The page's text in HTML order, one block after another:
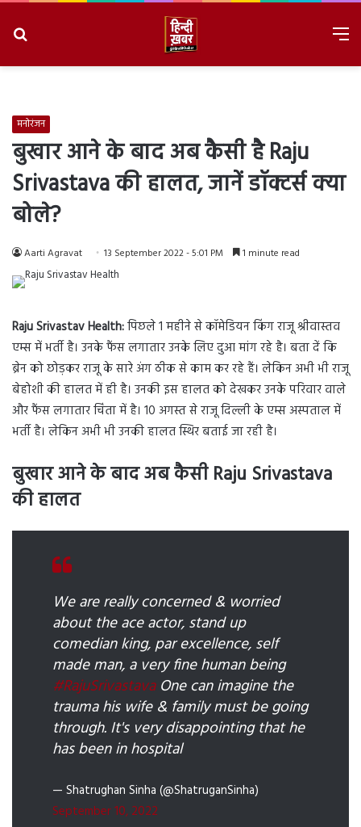
मनोरंजन
बुखार आने के बाद अब कैसी है Raju
Srivastava की हालत, जानें डॉक्टर्स क्या
बोले?
Aarti Agravat 13 September 2022 - 5:01 PM 1 minute read
Raju Srivastav Health:पिछले 1 महीने से कॉमेडियन किंग राजू श्रीवास्तव
एम्स में भर्ती है। उनके फैंस लगातार उनके लिए दुआ मांग रहे है। बता दें कि
ब्रेन को छोड़कर राजू के सारे अंग ठीक से काम कर रहे हैं। लेकिन अभी भी राजू
बेहोशी की हालत में ही है। उनकी इस हालत को देखकर उनके परिवार वाले
और फैंस लगातार चिंता में है। 10 अगस्त से राजू दिल्ली के एम्स अस्पताल में
भर्ती है। लेकिन अभी भी उनकी हालत स्थिर बताई जा रही है।
बुखार आने के बाद अब कैसी Raju Srivastava
की हालत
We are really concerned & worried
about the ace actor, stand up
comedian king, par excellence, self
made man, a very fine human being
#RajuSrivastavaOne can imagine the
trauma his wife & family must be going
through. It's very disappointing that he
has been in hospital
— Shatrughan Sinha (@ShatruganSinha)
September 10, 2022